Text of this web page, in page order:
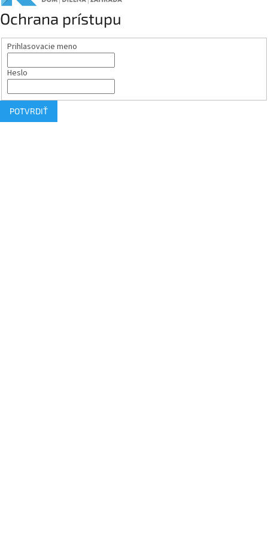
Ochrana prístupu
Prihlasovacie meno
Heslo
POTVRDIŤ